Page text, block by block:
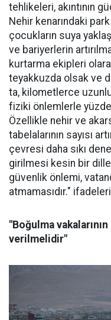
tehlikeleri, akıntının
Nehir kenarındaki
çocukların suya
ve bariyerlerin
kurtarma ekipleri
teyakkuzda olsak ve
ta, kilometlerce
fiziki önlemlerle
Özellikle nehir ve
tabelalarının sayısı
çevresi daha sıkı
girilmesi kesin bir dille
güvenlik önlemi,
atmamasıdır."
"Boğulma
verilmelidir"